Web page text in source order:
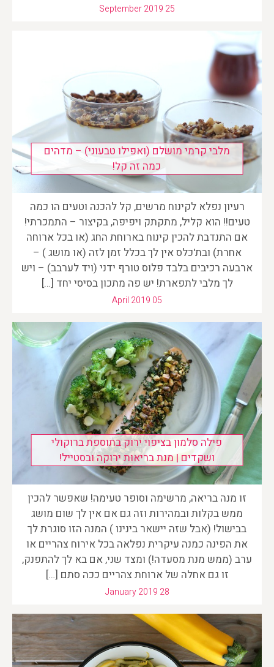
September 2019 25
מלבי קרמי מושלם (ואפילו טבעוני) – מדהים
כמה זה קל!
רעיון נפלא לקינוח מרשים, קל להכנה וטעים הו כמה
טעים!! הוא קליל, מתקתק ויפיפה, בקיצור – התמכרתי!
אם התנדבת להכין קינוח בארוחת החג (או בכל ארוחה
אחרת) ובת'כלס אין לך בכלל זמן לזה (או מושג ) –
ארבעה רכיבים בלבד פלוס טורף ידני (ויד לערבב) – ויש
לך מלבי לתפארת! יש פה מתכון בסיסי יחד […]
April 2019 05
פילה סלמון בציפוי ירוק בתוספת ברוקולי
ושקדים | מנת בריאות ירוקה ובסטייל!
זו מנה בריאה, מרשימה וסופר טעימה! שאפשר להכין
ממש בקלות ובמהירות וזה גם אם אין לך שום מושג
בבישול! (אבל שזה יישאר בינינו ) המנה הזו סוגרת לך
את הפינה כמנה עיקרית נפלאה בכל אירוח צהריים או
ערב (ממש מנת מסעדה!) ומצד שני, אם בא לך להתפנק,
זו גם אחלה של ארוחת צהריים ככה סתם […]
January 2019 28